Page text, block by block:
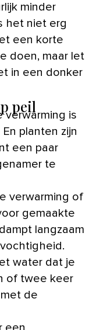
minder
het niet erg
een korte
doen, maar let
in een donker
peil
verwarming is
planten zijn
een paar
te
verwarming of
gemaakte
langzaam
water dat je
of twee keer
de
een